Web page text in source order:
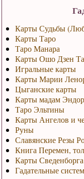
Карты Судьбы
Карты Таро
Таро Манара
Карты Ошо Дзен
Игральные карты
Карты Марии
Цыганские карты
Карты мадам
Таро Эльтины
Карты Ангелов и
Руны
Славянские Резы
Книга Перемен,
Карты Сведенборга
Гадательные